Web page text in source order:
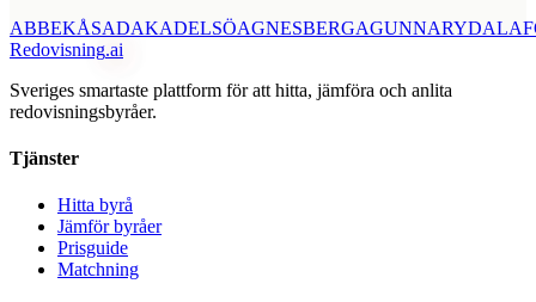
ABBEKÅSADAKADELSÖAGNESBERGAGUNNARYD
Redovisning.ai
Sveriges smartaste plattform för att hitta, jämföra och anlita
redovisningsbyråer.
Tjänster
Hitta byrå
Jämför byråer
Prisguide
Matchning